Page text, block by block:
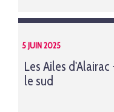
5 JUIN 2025
Les Ailes
le sud